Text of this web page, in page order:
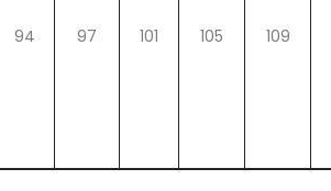
94 97 101 105 109